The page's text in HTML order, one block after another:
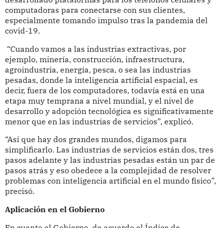
computadoras para conectarse con sus clientes,
especialmente tomando impulso tras la pandemia del
covid-19.
“Cuando vamos a las industrias extractivas, por
ejemplo, minería, construcción, infraestructura,
agroindustria, energía, pesca, o sea las industrias
pesadas, donde la inteligencia artificial espacial, es
decir, fuera de los computadores, todavía está en una
etapa muy temprana a nivel mundial, y el nivel de
desarrollo y adopción tecnológica es significativamente
menor que en las industrias de servicios”, explicó.
“Así que hay dos grandes mundos, digamos para
simplificarlo. Las industrias de servicios están dos, tres
pasos adelante y las industrias pesadas están un par de
pasos atrás y eso obedece a la complejidad de resolver
problemas con inteligencia artificial en el mundo físico”,
precisó.
Aplicación en el Gobierno